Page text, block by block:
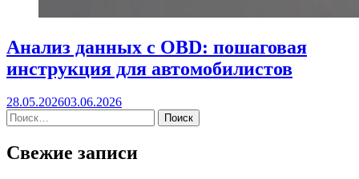
Анализ данных с OBD: пошаговая
инструкция для автомобилистов
28.05.202603.06.2026
Свежие записи